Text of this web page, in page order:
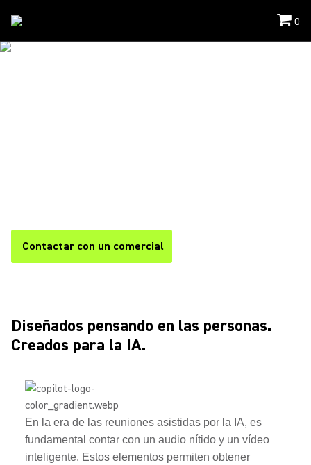
0
Contactar con un comercial
Diseñados pensando en las personas.
Creados para la IA.
En la era de las reuniones asistidas por la IA, es
fundamental contar con un audio nítido y un vídeo
inteligente. Estos elementos permiten obtener